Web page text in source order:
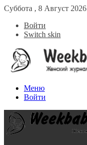
Суббота , 8 Август 2026
Войти
Switch skin
Меню
Войти